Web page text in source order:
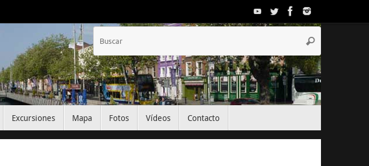
Buscar
Excursiones Mapa Fotos Vídeos Contacto